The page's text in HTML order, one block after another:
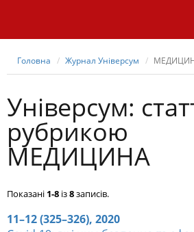
Головна Журнал Універсум
Універсум:
рубрикою
МЕДИЦИНА
Показані 1-8 із8записів.
11–12 (325–326), 2020